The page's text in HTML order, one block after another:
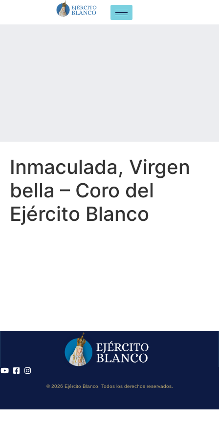
Inmaculada, Virgen
bella – Coro del
Ejército Blanco
© 2026 Ejército Blanco. Todos los derechos reservados.